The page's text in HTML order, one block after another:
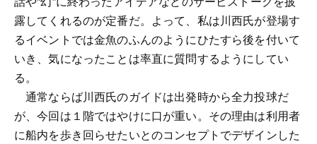
露してくれるのが定番だ。よって、私は川西氏が登場す
るイベントでは金魚のふんのようにひたすら後を付いて
いき、気になったことは率直に質問するようにしてい
る。
通常ならば川西氏のガイドは出発時から全力投球だ
が、今回は１階ではやけに口が重い。その理由は利用者
に船内を歩き回らせたいとのコンセプトでデザインした